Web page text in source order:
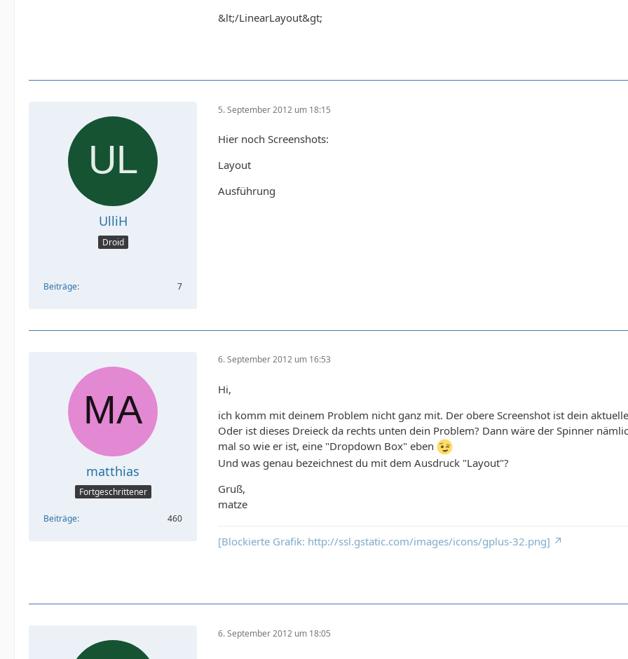
&lt;/LinearLayout&gt;
UlliH
Droid
Beiträge 7
5. September 2012 um 18:15
Hier noch Screenshots:
Layout
Ausführung
matthias
Fortgeschrittener
Beiträge 460
6. September 2012 um 16:53
Hi,
ich komm mit deinem Problem nicht ganz mit. Der obere Screenshot ist dein
Oder ist dieses Dreieck da rechts unten dein Problem? Dann wäre der Spinner
mal so wie er ist, eine "Dropdown Box" eben
Und was genau bezeichnest du mit dem Ausdruck "Layout"?
Gruß,
matze
[Blockierte Grafik: http://ssl.gstatic.com/images/icons/gplus-32.png]
6. September 2012 um 18:05